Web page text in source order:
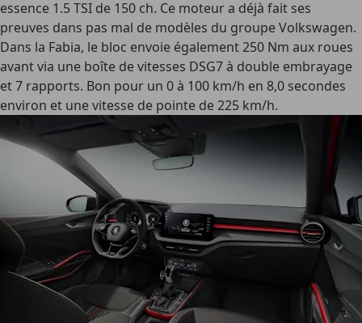
essence 1.5 TSI de 150 ch. Ce moteur a déjà fait ses
preuves dans pas mal de modèles du groupe Volkswagen.
Dans la Fabia, le bloc envoie également 250 Nm aux roues
avant via une boîte de vitesses DSG7 à double embrayage
et 7 rapports. Bon pour un 0 à 100 km/h en 8,0 secondes
environ et une vitesse de pointe de 225 km/h.